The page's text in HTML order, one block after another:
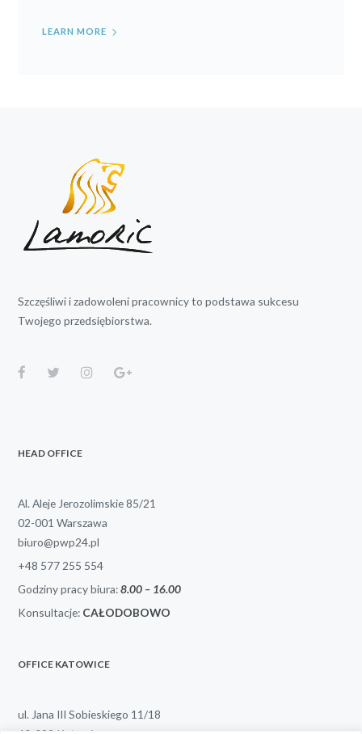
LEARN MORE
Szczęśliwi i zadowoleni pracownicy to podstawa sukcesu
Twojego przedsiębiorstwa.
HEAD OFFICE
Al. Aleje Jerozolimskie 85/21
02-001 Warszawa
biuro@pwp24.pl
+48 577 255 554
Godziny pracy biura:8.00 – 16.00
Konsultacje: CAŁODOBOWO
OFFICE KATOWICE
ul. Jana III Sobieskiego 11/18